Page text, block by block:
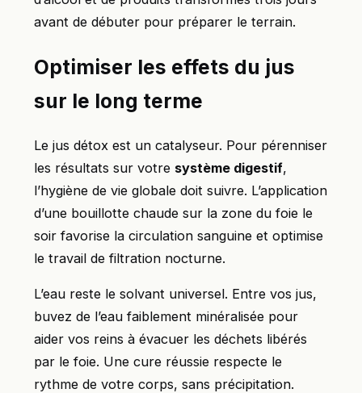
avant de débuter pour préparer le terrain.
Optimiser les effets du jus
sur le long terme
Le jus détox est un catalyseur. Pour pérenniser
les résultats sur votre système digestif,
l’hygiène de vie globale doit suivre. L’application
d’une bouillotte chaude sur la zone du foie le
soir favorise la circulation sanguine et optimise
le travail de filtration nocturne.
L’eau reste le solvant universel. Entre vos jus,
buvez de l’eau faiblement minéralisée pour
aider vos reins à évacuer les déchets libérés
par le foie. Une cure réussie respecte le
rythme de votre corps, sans précipitation.